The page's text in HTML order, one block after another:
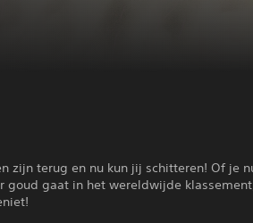
zijn terug en nu kun jij schitteren! Of je
goud gaat in het wereldwijde